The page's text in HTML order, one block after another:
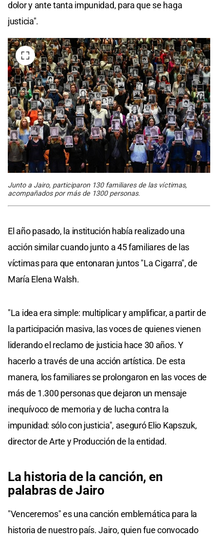
dolor y ante tanta impunidad, para que se haga
justicia".
Junto a Jairo, participaron 130 familiares de las víctimas,
acompañados por más de 1300 personas.
El año pasado, la institución había realizado una
acción similar cuando junto a 45 familiares de las
víctimas para que entonaran juntos "La Cigarra", de
María Elena Walsh.
"La idea era simple: multiplicar y amplificar, a partir de
la participación masiva, las voces de quienes vienen
liderando el reclamo de justicia hace 30 años. Y
hacerlo a través de una acción artística. De esta
manera, los familiares se prolongaron en las voces de
más de 1.300 personas que dejaron un mensaje
inequívoco de memoria y de lucha contra la
impunidad: sólo con justicia", aseguró Elio Kapszuk,
director de Arte y Producción de la entidad.
La historia de la canción, en
palabras de Jairo
"Venceremos" es una canción emblemática para la
historia de nuestro país. Jairo, quien fue convocado